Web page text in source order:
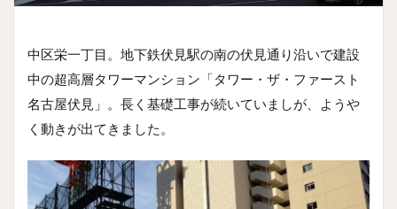
中区栄一丁目。地下鉄伏見駅の南の伏見通り沿いで建設
中の超高層タワーマンション「タワー・ザ・ファースト
名古屋伏見」。長く基礎工事が続いていましが、ようや
く動きが出てきました。